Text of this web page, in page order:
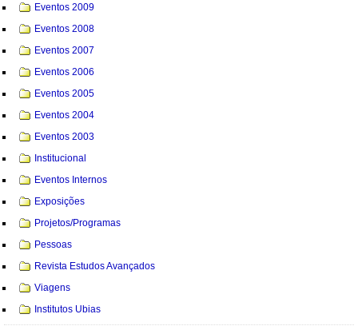
Eventos 2009
Eventos 2008
Eventos 2007
Eventos 2006
Eventos 2005
Eventos 2004
Eventos 2003
Institucional
Eventos Internos
Exposições
Projetos/Programas
Pessoas
Revista Estudos Avançados
Viagens
Institutos Ubias